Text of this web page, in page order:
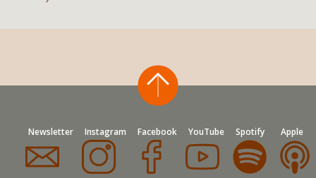
Newsletter Instagram Facebook YouTube Spotify Apple